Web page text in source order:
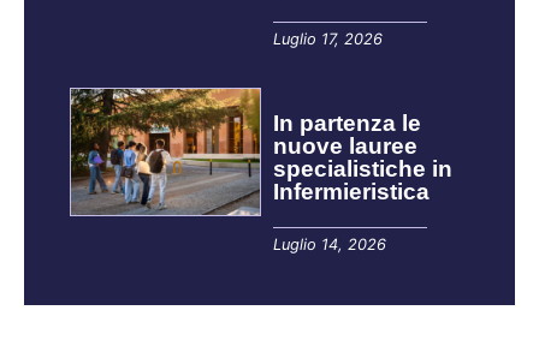
Luglio 17, 2026
In partenza le
nuove lauree
specialistiche in
Infermieristica
Luglio 14, 2026